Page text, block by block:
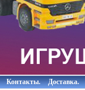
Контакты. Доставка.